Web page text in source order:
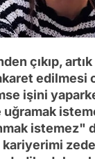
çıkıp,
edilmesi
işini
istemez"
kariyerimi